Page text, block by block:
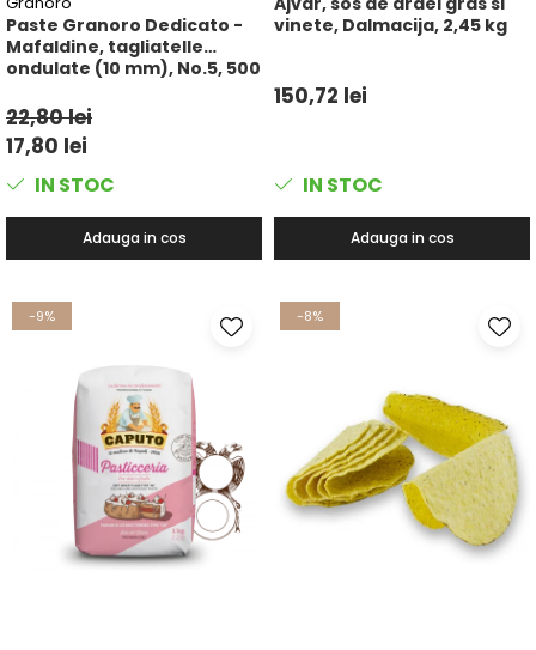
Paste Granoro Dedicato -
Mafaldine, tagliatelle
ondulate (10 mm), No.5, 500
22,80 lei
17,80 lei
IN STOC
Adauga in cos
vinete, Dalmacija, 2,45 kg
150,72 lei
IN STOC
Adauga in cos
-9% -8%